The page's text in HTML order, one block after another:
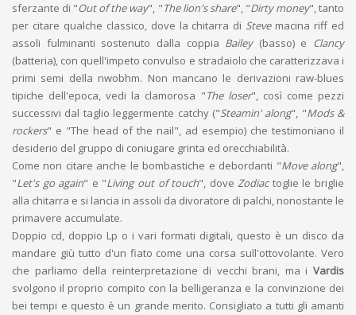
sferzante di "Out of the way", "The lion's share", "Dirty money", tanto
per citare qualche classico, dove la chitarra di Stevemacina riff ed
assoli fulminanti sostenuto dalla coppia Bailey(basso) e Clancy
(batteria), con quell'impeto convulso e stradaiolo che caratterizzava i
primi semi della nwobhm. Non mancano le derivazioni raw-blues
tipiche dell'epoca, vedi la clamorosa "The loser", così come pezzi
successivi dal taglio leggermente catchy ("Steamin' along", "Mods &
rockers" e "The head of the nail", ad esempio) che testimoniano il
desiderio del gruppo di coniugare grinta ed orecchiabilità.
Come non citare anche le bombastiche e debordanti "Move along",
"Let's go again" e "Living out of touch", doveZodiactoglie le briglie
alla chitarra e si lancia in assoli da divoratore di palchi, nonostante le
primavere accumulate.
Doppio cd, doppio Lp o i vari formati digitali, questo è un disco da
mandare giù tutto d'un fiato come una corsa sull'ottovolante. Vero
che parliamo della reinterpretazione di vecchi brani, ma i Vardis
svolgono il proprio compito con la belligeranza e la convinzione dei
bei tempi e questo è un grande merito. Consigliato a tutti gli amanti